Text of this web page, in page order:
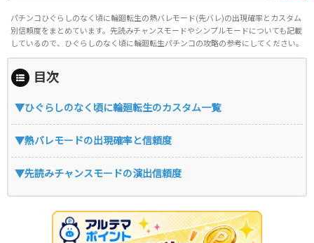
パチンコひぐらしのなく頃に輪廻転生の熱バレモード(先バレ)の出現確率とカスタム
別信頼度をまとめています。先読みチャンスモードやシンプルモードについても記載
しているので、ひぐらしのなく頃に輪廻転生パチンコの攻略の参考にしてください。
目次
▼ひぐらしのなく頃に輪廻転生のカスタム一覧
▼熱バレモードの出現確率と信頼度
▼先読みチャンスモードの演出信頼度